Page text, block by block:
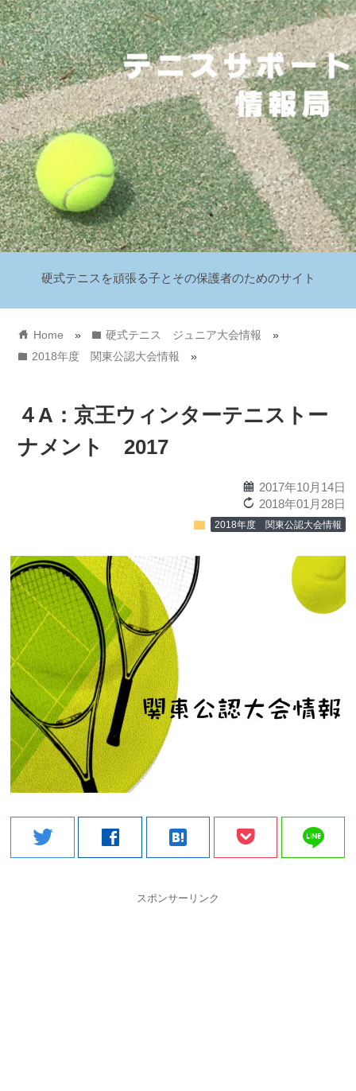
硬式テニスを頑張る子とその保護者のためのサイト
home Home » folder硬式テニス ジュニア大会情報 »
folder 2018年度 関東公認大会情報 »
４A：京王ウィンターテニストー
ナメント 2017
calendar 2017年10月14日
reload 2018年01月28日
folder 2018年度 関東公認大会情報
twitter facebook hatenabookmark line
スポンサーリンク